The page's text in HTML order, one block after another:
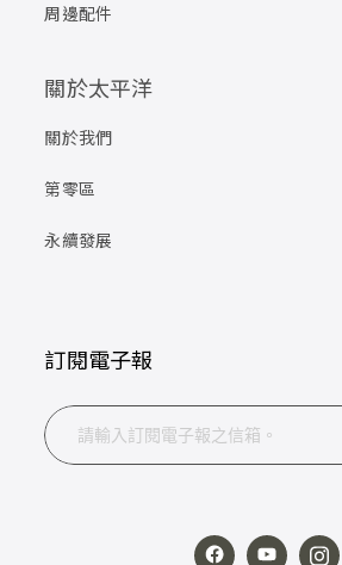
周邊配件
關於太平洋
關於我們
第零區
永續發展
訂閱電子報